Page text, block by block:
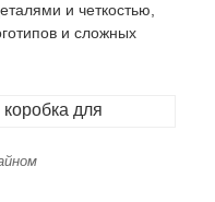
и четкостью,
и сложных